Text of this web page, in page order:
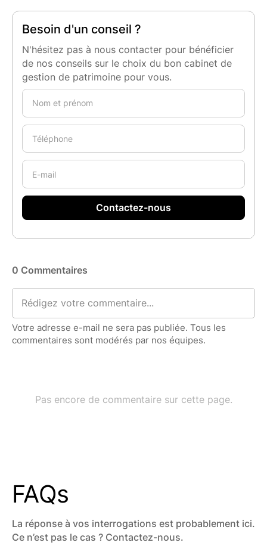
Besoin d'un conseil ?
N'hésitez pas à nous contacter pour bénéficier
de nos conseils sur le choix du bon cabinet de
gestion de patrimoine pour vous.
FAQs
La réponse à vos interrogations est probablement ici.
Ce n’est pas le cas ? Contactez-nous.